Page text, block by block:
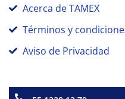
Acerca de TAMEX
Términos y
Aviso de Privacidad